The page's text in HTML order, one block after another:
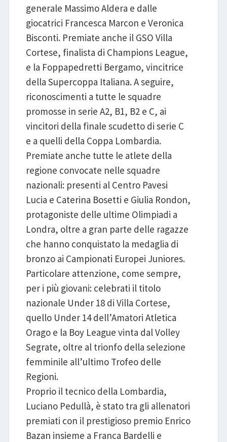
generale Massimo Aldera e dalle
giocatrici Francesca Marcon e Veronica
Bisconti. Premiate anche il GSO Villa
Cortese, finalista di Champions League,
e la Foppapedretti Bergamo, vincitrice
della Supercoppa Italiana. A seguire,
riconoscimenti a tutte le squadre
promosse in serie A2, B1, B2 e C, ai
vincitori della finale scudetto di serie C
e a quelli della Coppa Lombardia.
Premiate anche tutte le atlete della
regione convocate nelle squadre
nazionali: presenti al Centro Pavesi
Lucia e Caterina Bosetti e Giulia Rondon,
protagoniste delle ultime Olimpiadi a
Londra, oltre a gran parte delle ragazze
che hanno conquistato la medaglia di
bronzo ai Campionati Europei Juniores.
Particolare attenzione, come sempre,
per i più giovani: celebrati il titolo
nazionale Under 18 di Villa Cortese,
quello Under 14 dell’Amatori Atletica
Orago e la Boy League vinta dal Volley
Segrate, oltre al trionfo della selezione
femminile all’ultimo Trofeo delle
Regioni.
Proprio il tecnico della Lombardia,
Luciano Pedullà, è stato tra gli allenatori
premiati con il prestigioso premio Enrico
Bazan insieme a Franca Bardelli e